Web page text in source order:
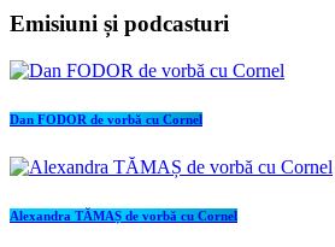
Emisiuni și podcasturi
Dan FODOR de vorbă cu Cornel
Alexandra TĂMAȘ de vorbă cu Cornel